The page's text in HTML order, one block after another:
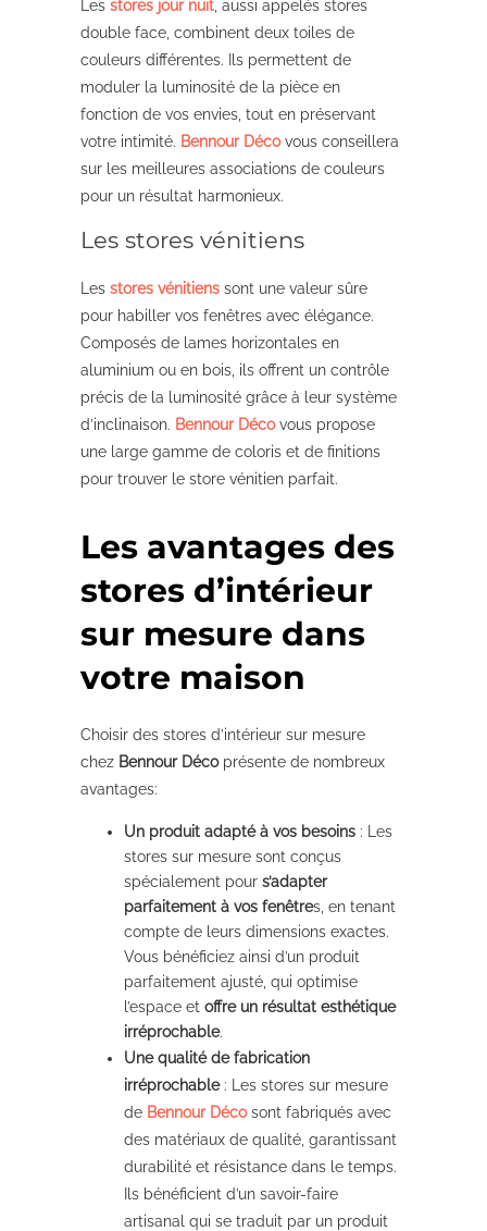
Les stores jour nuit , aussi appelés stores
double face, combinent deux toiles de
couleurs différentes. Ils permettent de
moduler la luminosité de la pièce en
fonction de vos envies, tout en préservant
votre intimité. Bennour Décovous conseillera
sur les meilleures associations de couleurs
pour un résultat harmonieux.
Les stores vénitiens
Les stores vénitiens sont une valeur sûre
pour habiller vos fenêtres avec élégance.
Composés de lames horizontales en
aluminium ou en bois, ils offrent un contrôle
précis de la luminosité grâce à leur système
d’inclinaison. Bennour Décovous propose
une large gamme de coloris et de finitions
pour trouver le store vénitien parfait.
Les avantages des
stores d’intérieur
sur mesure dans
votre maison
Choisir des stores d’intérieur sur mesure
chez Bennour Décoprésente de nombreux
avantages:
Un produit adapté à vos besoins : Les
stores sur mesure sont conçus
spécialement pour s’adapter
parfaitement à vos fenêtres, en tenant
compte de leurs dimensions exactes.
Vous bénéficiez ainsi d’un produit
parfaitement ajusté, qui optimise
l’espace et offre un résultat esthétique
irréprochable.
Une qualité de fabrication
irréprochable : Les stores sur mesure
de Bennour Décosont fabriqués avec
des matériaux de qualité, garantissant
durabilité et résistance dans le temps.
Ils bénéficient d’un savoir-faire
artisanal qui se traduit par un produit